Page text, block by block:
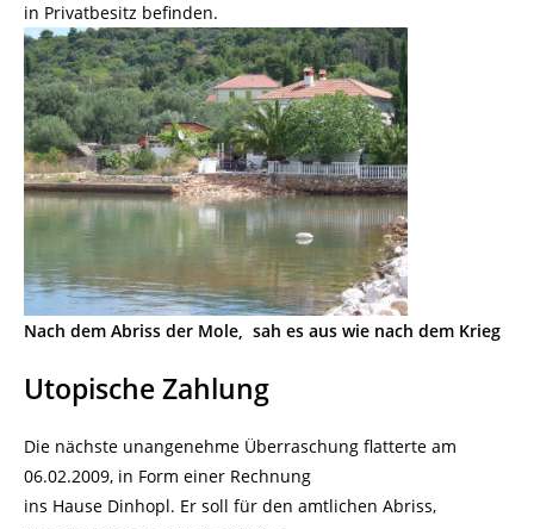
in Privatbesitz befinden.
Nach dem Abriss der Mole, sah es aus wie nach dem Krieg
Utopische Zahlung
Die nächste unangenehme Überraschung flatterte am
06.02.2009, in Form einer Rechnung
ins Hause Dinhopl. Er soll für den amtlichen Abriss,